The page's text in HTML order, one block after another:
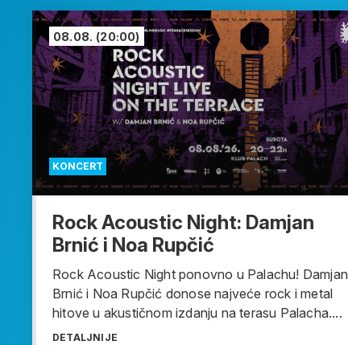
KONCERT
08.08. (20:00)
Rock Acoustic Night: Damjan
Brnić i Noa Rupčić
Rock Acoustic Night ponovno u Palachu! Damjan
Brnić i Noa Rupčić donose najveće rock i metal
hitove u akustičnom izdanju na terasu Palacha....
DETALJNIJE